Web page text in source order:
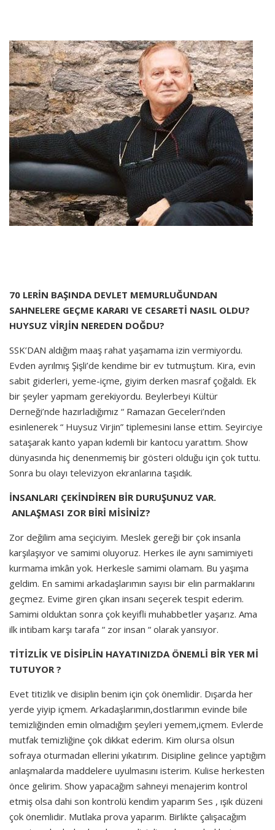
70 LERİN BAŞINDA DEVLET MEMURLUĞUNDAN
SAHNELERE GEÇME KARARI VE CESARETİ NASIL OLDU?
HUYSUZ VİRJİN NEREDEN DOĞDU?
SSK’DAN aldığım maaş rahat yaşamama izin vermiyordu.
Evden ayrılmış Şişli’de kendime bir ev tutmuştum. Kira, evin
sabit giderleri, yeme-içme, giyim derken masraf çoğaldı. Ek
bir şeyler yapmam gerekiyordu. Beylerbeyi Kültür
Derneği’nde hazırladığımız “ Ramazan Geceleri’nden
esinlenerek “ Huysuz Virjin” tiplemesini lanse ettim. Seyirciye
sataşarak kanto yapan kıdemli bir kantocu yarattım. Show
dünyasında hiç denenmemiş bir gösteri olduğu için çok tuttu.
Sonra bu olayı televizyon ekranlarına taşıdık.
İNSANLARI ÇEKİNDİREN BİR DURUŞUNUZ VAR.
ANLAŞMASI ZOR BİRİ MİSİNİZ?
Zor değilim ama seçiciyim. Meslek gereği bir çok insanla
karşılaşıyor ve samimi oluyoruz. Herkes ile aynı samimiyeti
kurmama imkân yok. Herkesle samimi olamam. Bu yaşıma
geldim. En samimi arkadaşlarımın sayısı bir elin parmaklarını
geçmez. Evime giren çıkan insanı seçerek tespit ederim.
Samimi olduktan sonra çok keyifli muhabbetler yaşarız. Ama
ilk intibam karşı tarafa “ zor insan “ olarak yansıyor.
TİTİZLİK VE DİSİPLİN HAYATINIZDA ÖNEMLİ BİR YER Mİ
TUTUYOR ?
Evet titizlik ve disiplin benim için çok önemlidir. Dışarda her
yerde yiyip içmem. Arkadaşlarımın,dostlarımın evinde bile
temizliğinden emin olmadığım şeyleri yemem,içmem. Evlerde
mutfak temizliğine çok dikkat ederim. Kim olursa olsun
sofraya oturmadan ellerini yıkatırım. Disipline gelince yaptığım
anlaşmalarda maddelere uyulmasını isterim. Kulise herkesten
önce gelirim. Show yapacağım sahneyi menajerim kontrol
etmiş olsa dahi son kontrolü kendim yaparım Ses , ışık düzeni
çok önemlidir. Mutlaka prova yaparım. Birlikte çalışacağım